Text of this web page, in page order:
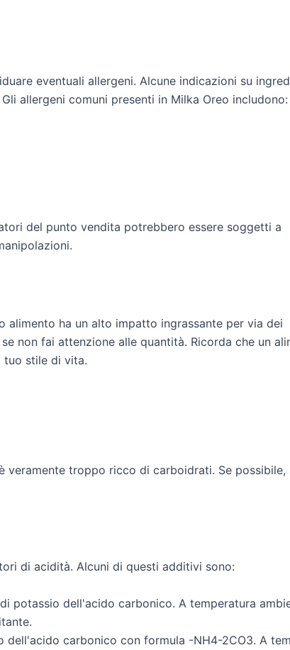
eventuali allergeni. Alcune indicazioni su
allergeni comuni presenti in Milka Oreo includono:
del punto vendita potrebbero essere soggetti a
alimento ha un alto impatto ingrassante per via dei
non fai attenzione alle quantità. Ricorda che un
tuo stile di vita.
veramente troppo ricco di carboidrati. Se possibile,
di acidità. Alcuni di questi additivi sono:
potassio dell'acido carbonico. A temperatura
dell'acido carbonico con formula -NH4-2CO3. A